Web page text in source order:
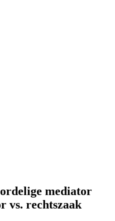
mediator
vs. rechtszaak